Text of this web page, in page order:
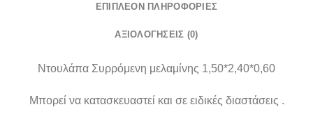
ΕΠΙΠΛΈΟΝ ΠΛΗΡΟΦΟΡΊΕΣ
ΑΞΙΟΛΟΓΉΣΕΙΣ (0)
Ντουλάπα Συρρόμενη μελαμίνης 1,50*2,40*0,60
Μπορεί να κατασκευαστεί και σε ειδικές διαστάσεις .